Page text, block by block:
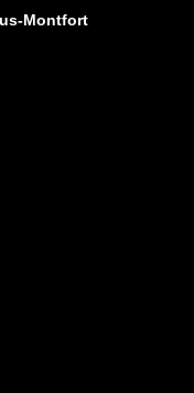
Montfort